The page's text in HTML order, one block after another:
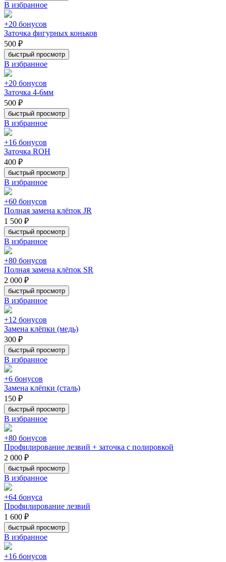
В избранное
+20 бонусов
Заточка фигурных коньков
500 ₽
быстрый просмотр
В избранное
+20 бонусов
Заточка 4-6мм
500 ₽
быстрый просмотр
В избранное
+16 бонусов
Заточка ROH
400 ₽
быстрый просмотр
В избранное
+60 бонусов
Полная замена клёпок JR
1 500 ₽
быстрый просмотр
В избранное
+80 бонусов
Полная замена клёпок SR
2 000 ₽
быстрый просмотр
В избранное
+12 бонусов
Замена клёпки (медь)
300 ₽
быстрый просмотр
В избранное
+6 бонусов
Замена клёпки (сталь)
150 ₽
быстрый просмотр
В избранное
+80 бонусов
Профилирование лезвий + заточка с полировкой
2 000 ₽
быстрый просмотр
В избранное
+64 бонуса
Профилирование лезвий
1 600 ₽
быстрый просмотр
В избранное
+16 бонусов